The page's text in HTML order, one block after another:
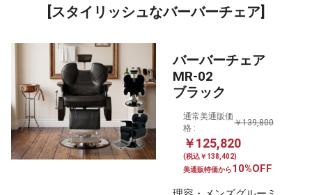
[スタイリッシュなバーバーチェア]
バーバーチェア
MR-02
ブラック
通常美通販価
格 :
￥139,800
￥125,820
(税込￥138,402)
美通販特価から10%OFF